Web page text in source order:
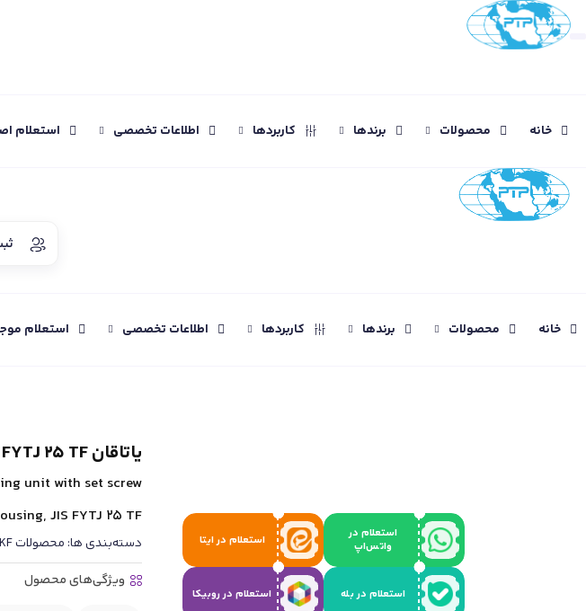
خانه محصولات برندها کاربردها اطلاعات تخصصی استعلام
خانه محصولات برندها کاربردها اطلاعات تخصصی استعلام
استعلام در
واتس‌اپ
استعلام در ایتا
استعلام در بله استعلام در روبیکا
یاتاقان SKF FYTJ 25 TF
unit with set screw
JIS FYTJ 25 TF
دسته‌بندی ها: محصولات SKF
ویژگی‌های محصول